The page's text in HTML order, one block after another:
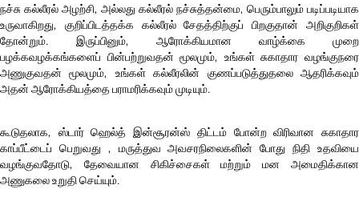
நச்சு கல்லீரல் அழற்சி, அல்லது கல்லீரல் நச்சுத்தன்மை, பெரும்பாலும் படிப்படியாக
உருவாகிறது, குறிப்பிடத்தக்க கல்லீரல் சேதத்திற்குப் பிறகுதான் அறிகுறிகள்
தோன்றும். இருப்பினும், ஆரோக்கியமான வாழ்க்கை முறை
பழக்கவழக்கங்களைப் பின்பற்றுவதன் மூலமும், உங்கள் சுகாதார வழங்குநரை
அணுகுவதன் மூலமும், உங்கள் கல்லீரலின் குணப்படுத்துதலை ஆதரிக்கவும்
அதன் ஆரோக்கியத்தை பராமரிக்கவும் முடியும்.
கூடுதலாக, ஸ்டார் ஹெல்த் இன்சூரன்ஸ் திட்டம் போன்ற விரிவான சுகாதார
காப்பீட்டைப் பெறுவது , மருத்துவ அவசரநிலைகளின் போது நிதி உதவியை
வழங்குவதோடு, தேவையான சிகிச்சைகள் மற்றும் மன அமைதிக்கான
அணுகலை உறுதி செய்யும்.